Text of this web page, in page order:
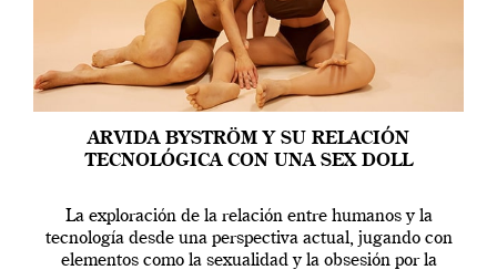
ARVIDA BYSTRÖM Y SU RELACIÓN
TECNOLÓGICA CON UNA SEX DOLL
La exploración de la relación entre humanos y la
tecnología desde una perspectiva actual, jugando con
elementos como la sexualidad y la obsesión por la